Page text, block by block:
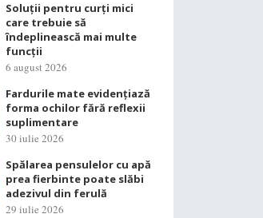
Soluții pentru curți mici
care trebuie să
îndeplinească mai multe
funcții
6 august 2026
Fardurile mate evidențiază
forma ochilor fără reflexii
suplimentare
30 iulie 2026
Spălarea pensulelor cu apă
prea fierbinte poate slăbi
adezivul din ferulă
29 iulie 2026